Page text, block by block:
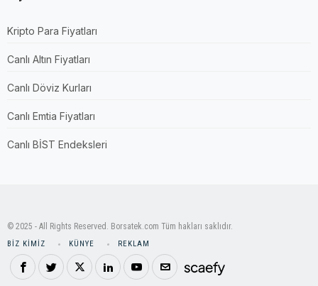
Kripto Para Fiyatları
Canlı Altın Fiyatları
Canlı Döviz Kurları
Canlı Emtia Fiyatları
Canlı BİST Endeksleri
© 2025 - All Rights Reserved. Borsatek.com Tüm hakları saklıdır.
BIZ KIMIZ KÜNYE REKLAM